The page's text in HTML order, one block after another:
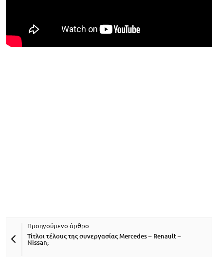
Τίτλοι τέλους της συνεργασίας Mercedes – Renault –
Nissan;